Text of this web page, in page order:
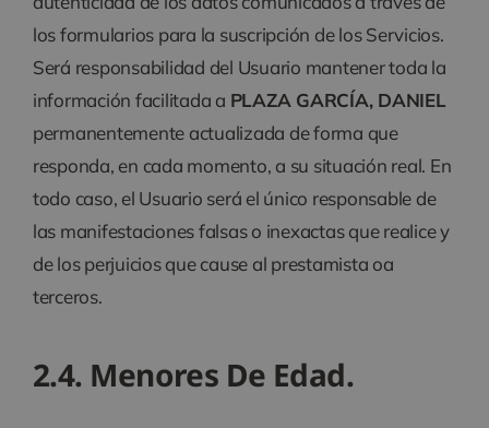
los formularios para la suscripción de los Servicios.
Será responsabilidad del Usuario mantener toda la
información facilitada a PLAZA GARCÍA, DANIEL
permanentemente actualizada de forma que
responda, en cada momento, a su situación real. En
todo caso, el Usuario será el único responsable de
las manifestaciones falsas o inexactas que realice y
de los perjuicios que cause al prestamista oa
terceros.
2.4. Menores De Edad.